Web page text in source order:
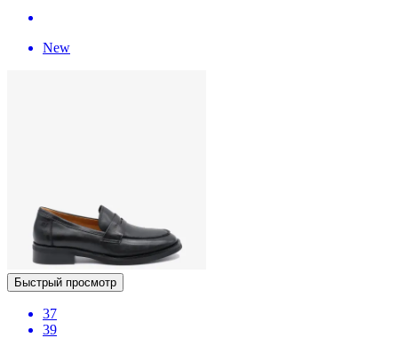
New
Быстрый просмотр
37
39